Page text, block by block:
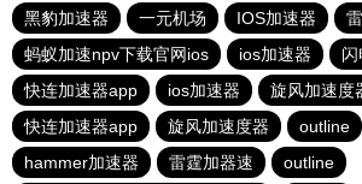
黑豹加速器
一元机场 IOS加速器
蚂蚁加速npv下载官网ios
ios加速器
快连加速器app
ios加速器 旋风加速度
快连加速器app
旋风加速度器 outline
hammer加速器
雷霆加器速 outline